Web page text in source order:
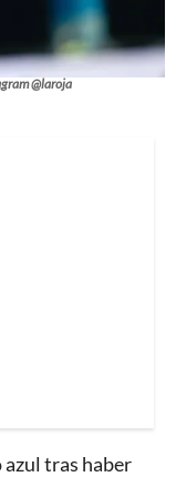
@laroja
azul tras haber